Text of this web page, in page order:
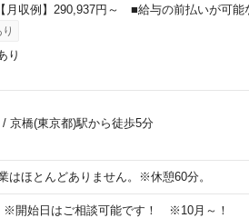
収例】290,937円～ ■給与の前払いが可能
り
京橋(東京都)駅から徒歩5分
ほとんどありません。※休憩60分。
開始日はご相談可能です！ ※10月～！